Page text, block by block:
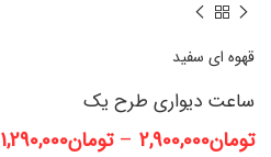
قهوه ای سفید
ساعت دیواری طرح یک
تومان2,900,000
– تومان1,290,000